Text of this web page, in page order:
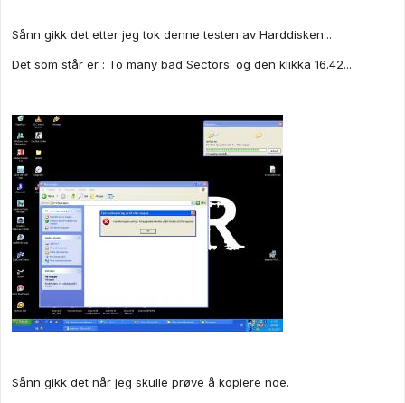
Sånn gikk det etter jeg tok denne testen av Harddisken...
Det som står er : To many bad Sectors. og den klikka 16.42...
Sånn gikk det når jeg skulle prøve å kopiere noe.